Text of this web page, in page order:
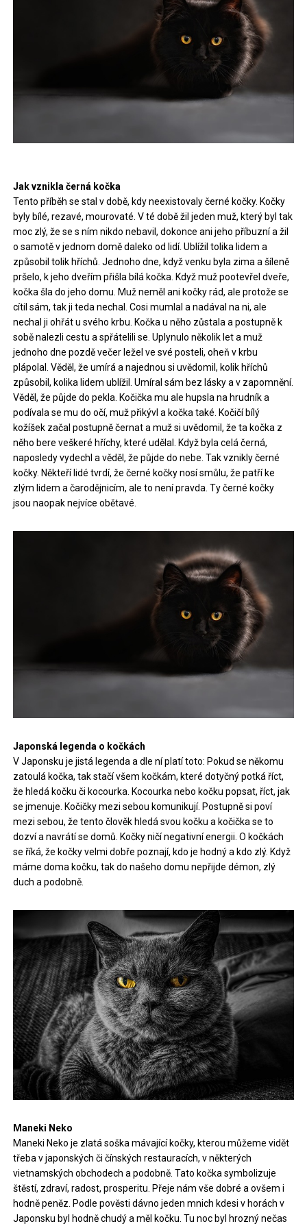
Jak vznikla černá kočka
Tento příběh se stal v době, kdy neexistovaly černé kočky. Kočky
byly bílé, rezavé, mourovaté. V té době žil jeden muž, který byl tak
moc zlý, že se s ním nikdo nebavil, dokonce ani jeho příbuzní a žil
o samotě v jednom domě daleko od lidí. Ublížil tolika lidem a
způsobil tolik hříchů. Jednoho dne, když venku byla zima a šíleně
pršelo, k jeho dveřím přišla bílá kočka. Když muž pootevřel dveře,
kočka šla do jeho domu. Muž neměl ani kočky rád, ale protože se
cítil sám, tak ji teda nechal. Cosi mumlal a nadával na ni, ale
nechal ji ohřát u svého krbu. Kočka u něho zůstala a postupně k
sobě nalezli cestu a spřátelili se. Uplynulo několik let a muž
jednoho dne pozdě večer ležel ve své posteli, oheň v krbu
plápolal. Věděl, že umírá a najednou si uvědomil, kolik hříchů
způsobil, kolika lidem ublížil. Umíral sám bez lásky a v zapomnění.
Věděl, že půjde do pekla. Kočička mu ale hupsla na hrudník a
podívala se mu do očí, muž přikývl a kočka také. Kočičí bílý
kožíšek začal postupně černat a muž si uvědomil, že ta kočka z
něho bere veškeré hříchy, které udělal. Když byla celá černá,
naposledy vydechl a věděl, že půjde do nebe. Tak vznikly černé
kočky. Někteří lidé tvrdí, že černé kočky nosí smůlu, že patří ke
zlým lidem a čarodějnicím, ale to není pravda. Ty černé kočky
jsou naopak nejvíce obětavé.
Japonská legenda o kočkách
V Japonsku je jistá legenda a dle ní platí toto: Pokud se někomu
zatoulá kočka, tak stačí všem kočkám, které dotyčný potká říct,
že hledá kočku či kocourka. Kocourka nebo kočku popsat, říct, jak
se jmenuje. Kočičky mezi sebou komunikují. Postupně si poví
mezi sebou, že tento člověk hledá svou kočku a kočička se to
dozví a navrátí se domů. Kočky ničí negativní energii. O kočkách
se říká, že kočky velmi dobře poznají, kdo je hodný a kdo zlý. Když
máme doma kočku, tak do našeho domu nepřijde démon, zlý
duch a podobně.
Maneki Neko
Maneki Neko je zlatá soška mávající kočky, kterou můžeme vidět
třeba v japonských či čínských restauracích, v některých
vietnamských obchodech a podobně. Tato kočka symbolizuje
štěstí, zdraví, radost, prosperitu. Přeje nám vše dobré a ovšem i
hodně peněz. Podle pověsti dávno jeden mnich kdesi v horách v
Japonsku byl hodně chudý a měl kočku. Tu noc byl hrozný nečas